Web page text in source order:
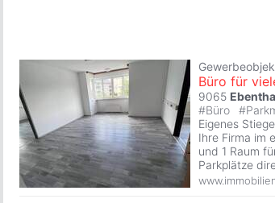
Büro für
9065
#Büro #
Eigenes
Ihre Firma im
und 1 Raum
Parkplätze